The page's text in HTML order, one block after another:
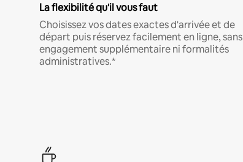
La flexibilité qu'il vous faut
Choisissez vos dates exactes d'arrivée et de
départ puis réservez facilement en ligne, sans
engagement supplémentaire ni formalités
administratives.*